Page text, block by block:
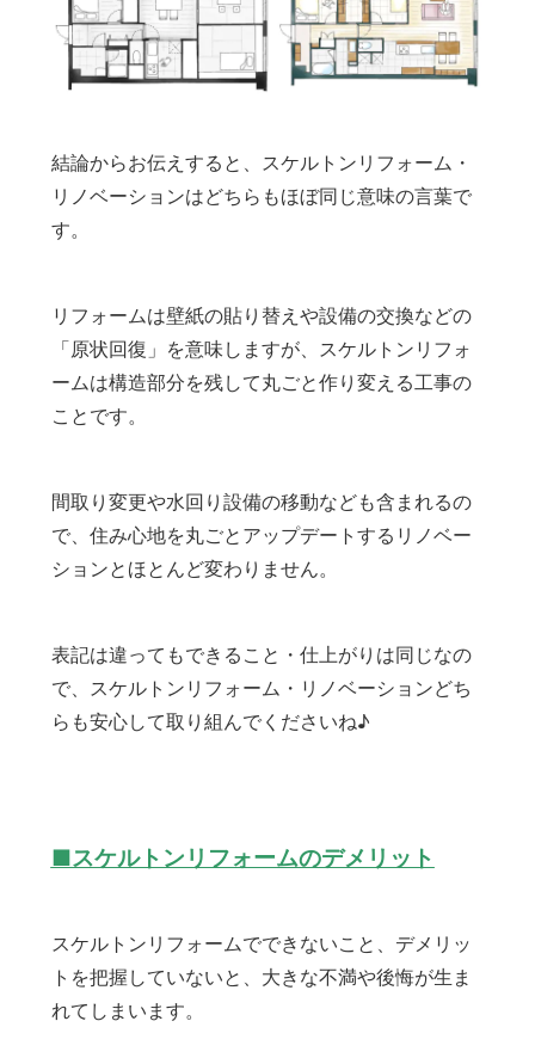
結論からお伝えすると、スケルトンリフォーム・
リノベーションはどちらもほぼ同じ意味の言葉で
す。
リフォームは壁紙の貼り替えや設備の交換などの
「原状回復」を意味しますが、スケルトンリフォ
ームは構造部分を残して丸ごと作り変える工事の
ことです。
間取り変更や水回り設備の移動なども含まれるの
で、住み心地を丸ごとアップデートするリノベー
ションとほとんど変わりません。
表記は違ってもできること・仕上がりは同じなの
で、スケルトンリフォーム・リノベーションどち
らも安心して取り組んでくださいね♪
■スケルトンリフォームのデメリット
スケルトンリフォームでできないこと、デメリッ
トを把握していないと、大きな不満や後悔が生ま
れてしまいます。